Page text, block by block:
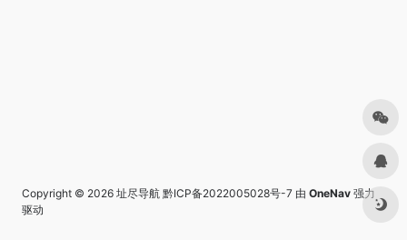
Copyright © 2026 址尽导航 黔ICP备2022005028号-7 由 OneNav 强力
驱动